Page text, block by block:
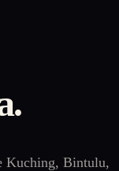
Kuching, Bintulu,